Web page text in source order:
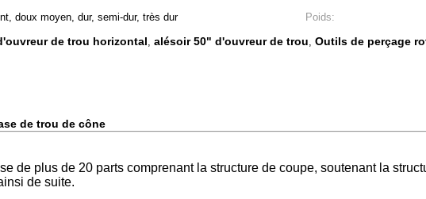
doux moyen, dur, semi-dur, très dur Poids:
de trou horizontal, alésoir 50" d'ouvreur de trou, Outils de perçage
de trou de cône
de plus de 20 parts comprenant la structure de coupe, soutenant la
de suite.